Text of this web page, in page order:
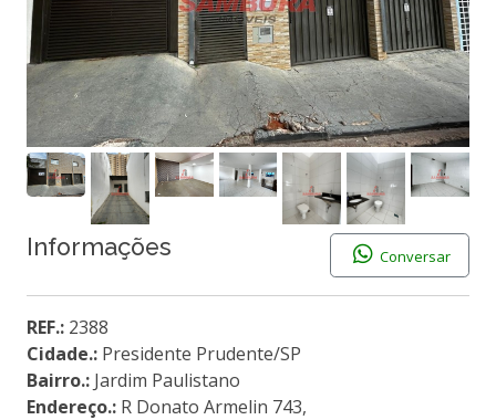
Informações Conversar
REF.: 2388
Cidade.: Presidente Prudente/SP
Bairro.: Jardim Paulistano
Endereço.: R Donato Armelin 743,